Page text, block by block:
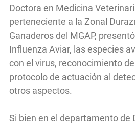
Doctora en Medicina
perteneciente a la Zonal
Ganaderos del MGAP,
Influenza Aviar, las especies
con el virus, reconocimiento
protocolo de actuación al
otros aspectos.
Si bien en el departamento de